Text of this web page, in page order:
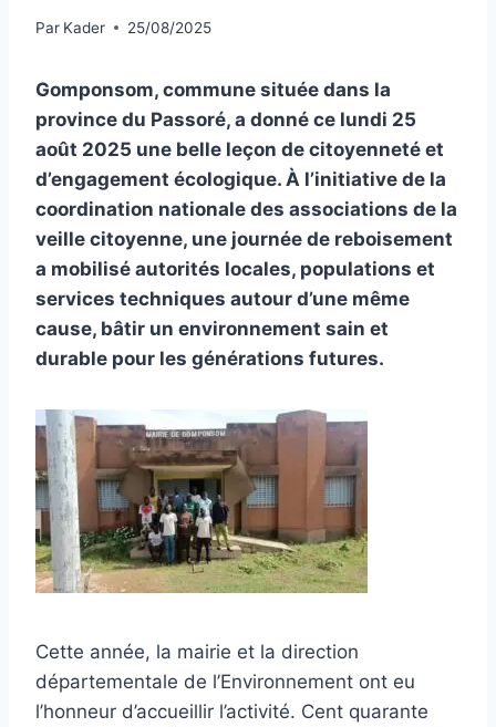
Par Kader 25/08/2025
Gomponsom, commune située dans la
province du Passoré, a donné ce lundi 25
août 2025 une belle leçon de citoyenneté et
d’engagement écologique. À l’initiative de la
coordination nationale des associations de la
veille citoyenne, une journée de reboisement
a mobilisé autorités locales, populations et
services techniques autour d’une même
cause, bâtir un environnement sain et
durable pour les générations futures.
Cette année, la mairie et la direction
départementale de l’Environnement ont eu
l’honneur d’accueillir l’activité. Cent quarante